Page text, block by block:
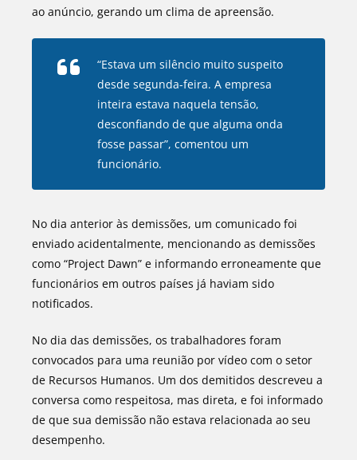
ao anúncio, gerando um clima de apreensão.
“Estava um silêncio muito suspeito
desde segunda-feira. A empresa
inteira estava naquela tensão,
desconfiando de que alguma onda
fosse passar”, comentou um
funcionário.
No dia anterior às demissões, um comunicado foi
enviado acidentalmente, mencionando as demissões
como “Project Dawn” e informando erroneamente que
funcionários em outros países já haviam sido
notificados.
No dia das demissões, os trabalhadores foram
convocados para uma reunião por vídeo com o setor
de Recursos Humanos. Um dos demitidos descreveu a
conversa como respeitosa, mas direta, e foi informado
de que sua demissão não estava relacionada ao seu
desempenho.